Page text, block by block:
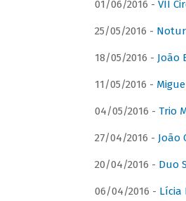
01/06/2016 - VII
25/05/2016 -
18/05/2016 - João
11/05/2016 -
04/05/2016 - Trio
27/04/2016 - João
20/04/2016 - Duo
06/04/2016 - Lícia